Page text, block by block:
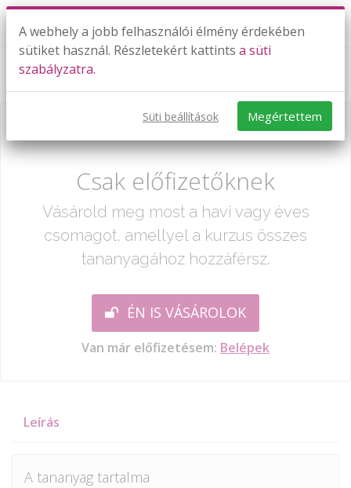
Osztás kétjegyű osztóval - gyakorlás 4.
Már csak egy lépés:
Csak előfizetőknek
Vásárold meg most a havi vagy éves
csomagot, amellyel a kurzus összes
tananyagához hozzáférsz.
ÉN IS VÁSÁROLOK
Van már előfizetésem: Belépek
Leírás
A tananyag tartalma
A webhely a jobb felhasználói élmény érdekében
sütiket használ. Részletekért kattints a süti
szabályzatra.
Süti beállítások Megértettem